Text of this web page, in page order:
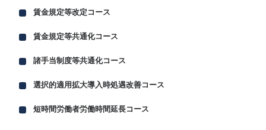
賃金規定等改定コース
賃金規定等共通化コース
諸手当制度等共通化コース
選択的適用拡大導入時処遇改善コース
短時間労働者労働時間延長コース